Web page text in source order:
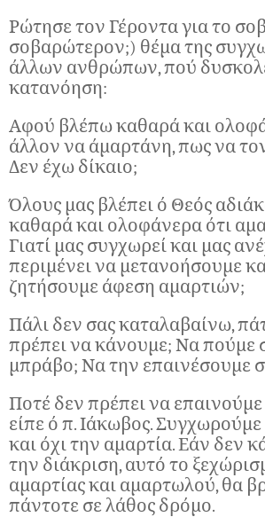
Ρώτησε τον Γέροντα για το
σοβαρώτερον;) θέμα της
άλλων ανθρώπων, πού
κατανόηση:
Αφού βλέπω καθαρά και
άλλον να άμαρτάνη, πως να
Δεν έχω δίκαιο;
Όλους μας βλέπει ό Θεός
καθαρά και ολοφάνερα ότι
Γιατί μας συγχωρεί και μας
περιμένει να μετανοήσουμε
ζητήσουμε άφεση αμαρτιών;
Πάλι δεν σας καταλαβαίνω,
πρέπει να κάνουμε; Να πούμε
μπράβο; Να την επαινέσουμε
Ποτέ δεν πρέπει να
είπε ό π. Ιάκωβος.
και όχι την αμαρτία. Εάν δεν
την διάκριση, αυτό το
αμαρτίας και αμαρτωλού, θα
πάντοτε σε λάθος δρόμο.